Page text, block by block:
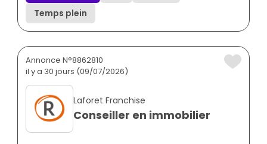
Temps plein
Annonce N°8862810
il y a 30 jours (09/07/2026)
Laforet Franchise
Conseiller en immobilier